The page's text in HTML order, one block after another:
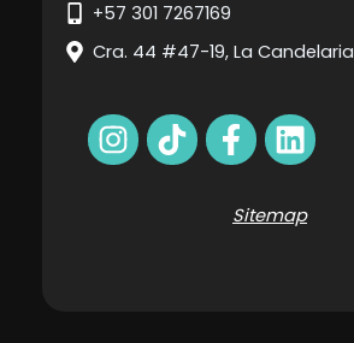
+57 301 7267169
Cra. 44 #47-19, La Candelaria
Sitemap